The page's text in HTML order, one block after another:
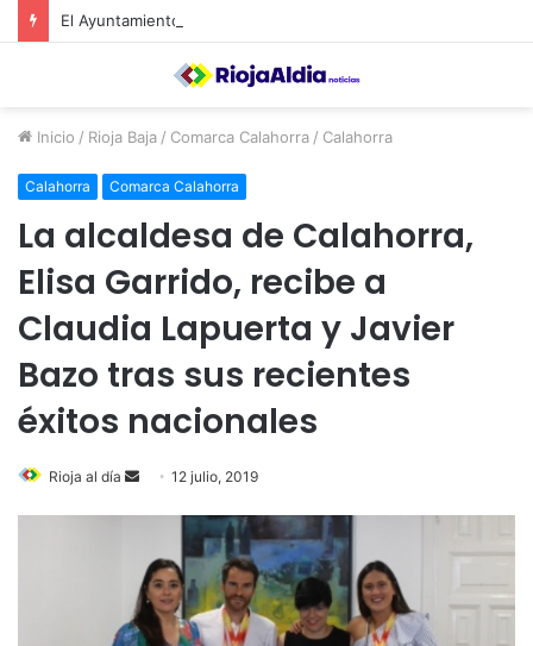
Inicio / Rioja Baja / Comarca Calahorra / Calahorra
Calahorra Comarca Calahorra
La alcaldesa de Calahorra,
Elisa Garrido, recibe a
Claudia Lapuerta y Javier
Bazo tras sus recientes
éxitos nacionales
Rioja al día
a
12 julio, 2019